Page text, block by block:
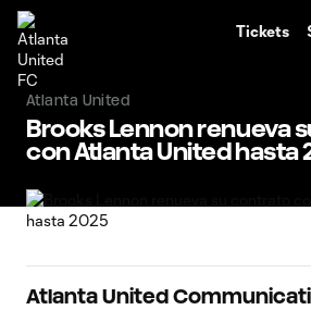
Tickets
Atlanta United
Brooks Lennon renueva
con Atlanta United hasta
Atlanta United